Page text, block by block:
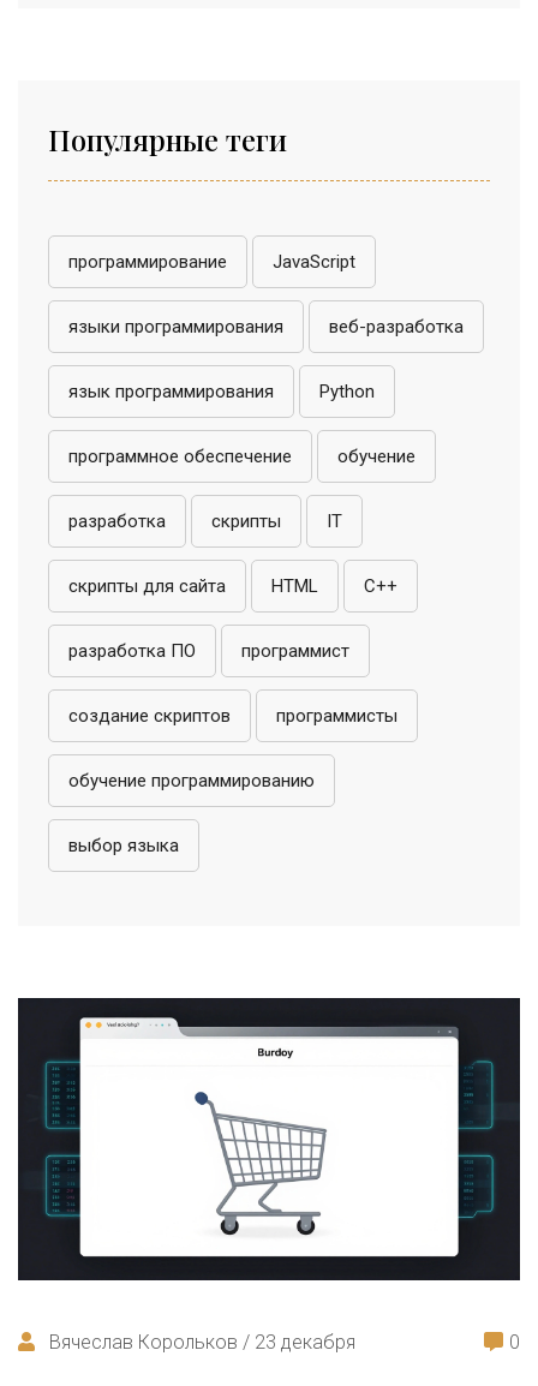
Популярные теги
программирование JavaScript
языки программирования веб-разработка
язык программирования Python
программное обеспечение обучение
разработка скрипты IT
скрипты для сайта HTML C++
разработка ПО программист
создание скриптов программисты
обучение программированию
выбор языка
Вячеслав Корольков / 23 декабря 0